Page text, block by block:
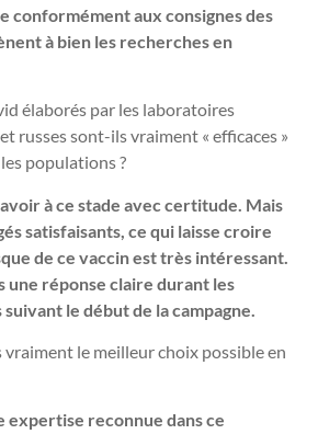
conformément aux consignes des
à bien les recherches en
élaborés par les laboratoires
russes sont-ils vraiment « efficaces »
populations ?
à ce stade avec certitude. Mais
satisfaisants, ce qui laisse croire
de ce vaccin est très intéressant.
une réponse claire durant les
le début de la campagne.
le meilleur choix possible en
expertise reconnue dans ce